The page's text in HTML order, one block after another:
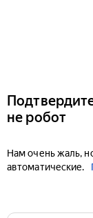
не робот
Нам очень жаль,
автоматические.